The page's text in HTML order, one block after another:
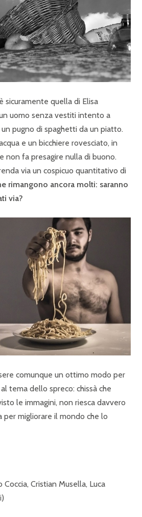
sicuramente quella di Elisa
uomo senza vestiti intento a
pugno di spaghetti da un piatto.
e un bicchiere rovesciato, in
non fa presagire nulla di buono.
via un cospicuo quantitativo di
rimangono ancora molti: saranno
via?
comunque un ottimo modo per
tema dello spreco: chissà che
le immagini, non riesca davvero
per migliorare il mondo che lo
Coccia, Cristian Musella, Luca